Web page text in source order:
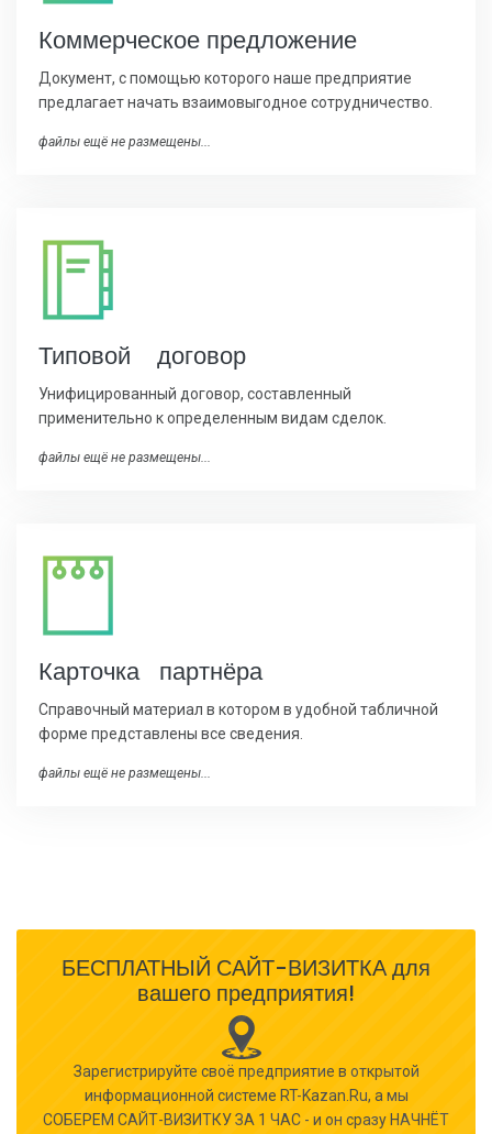
Коммерческое предложение
Документ, с помощью которого наше предприятие
предлагает начать взаимовыгодное сотрудничество.
файлы ещё не размещены...
Типовой договор
Унифицированный договор, составленный
применительно к определенным видам сделок.
файлы ещё не размещены...
Карточка партнёра
Справочный материал в котором в удобной табличной
форме представлены все сведения.
файлы ещё не размещены...
БЕСПЛАТНЫЙ САЙТ-ВИЗИТКА для
вашего предприятия!
Зарегистрируйте своё предприятие в открытой
информационной системе RT-Kazan.Ru, а мы
СОБЕРЕМ САЙТ-ВИЗИТКУ ЗА 1 ЧАС - и он сразу НАЧНЁТ